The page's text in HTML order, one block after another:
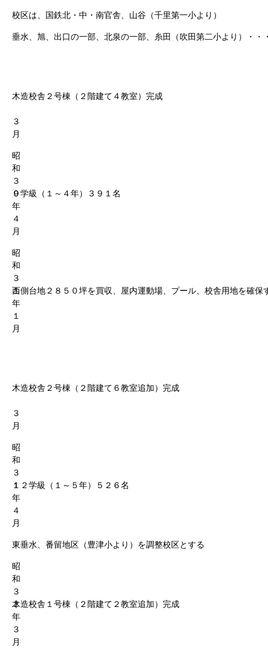
校区は、国鉄北・中・南官舎、山谷（千里第一小より）
垂水、旭、出口の一部、北泉の一部、糸田（吹田第二小より）・・
３
月
木造校舎２号棟（２階建て４教室）完成
昭
和
３
０
年
４
月
９学級（１～４年）３９１名
昭
和
３
１
年
１
月
西側台地２８５０坪を買収、屋内運動場、プール、校舎用地を確保
３
月
木造校舎２号棟（２階建て６教室追加）完成
昭
和
３
１
年
４
月
１２学級（１～５年）５２６名
東垂水、番留地区（豊津小より）を調整校区とする
昭
和
３
２
年
３
月
木造校舎１号棟（２階建て２教室追加）完成